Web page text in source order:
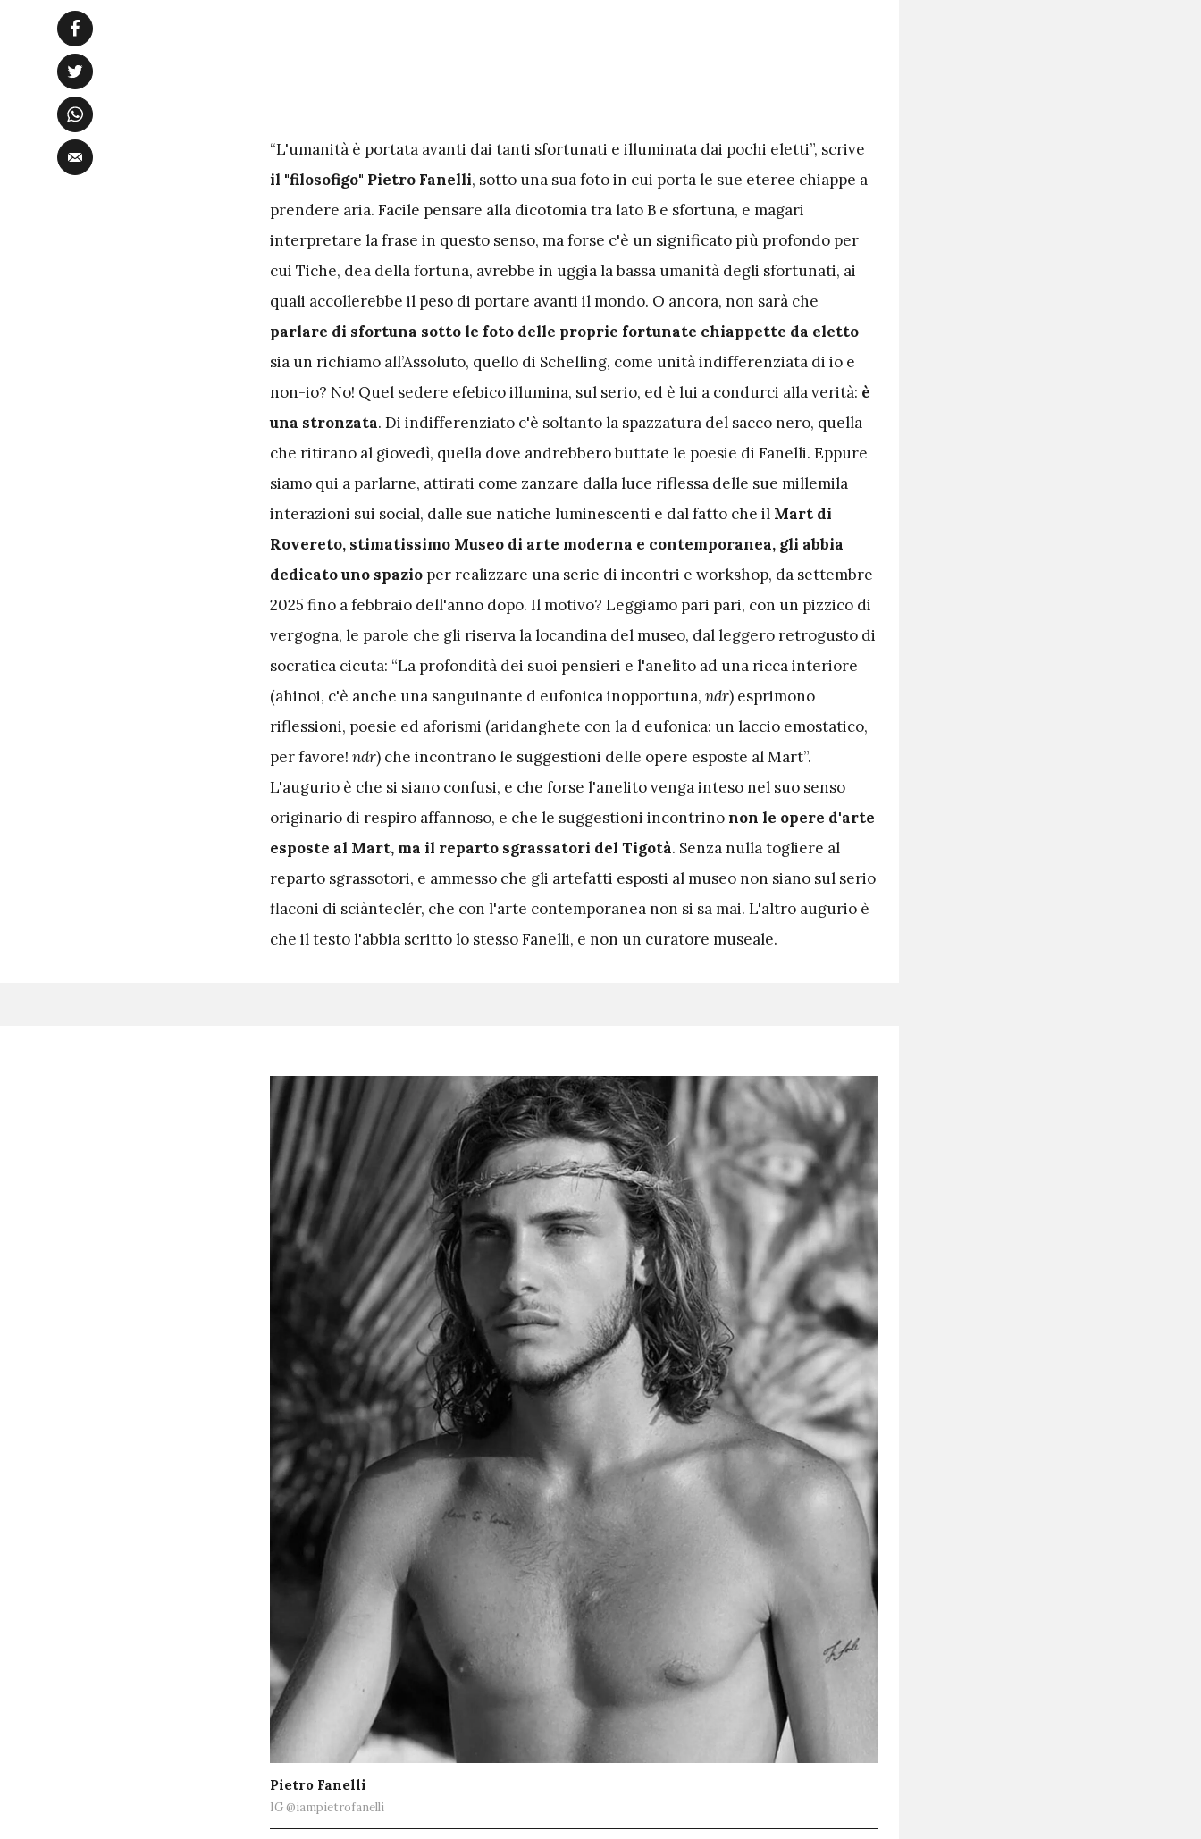
“L'umanità è portata avanti dai tanti sfortunati e illuminata dai pochi eletti”, scrive
il "filosofigo" Pietro Fanelli, sotto una sua foto in cui porta le sue eteree chiappe a
prendere aria. Facile pensare alla dicotomia tra lato B e sfortuna, e magari
interpretare la frase in questo senso, ma forse c'è un significato più profondo per
cui Tiche, dea della fortuna, avrebbe in uggia la bassa umanità degli sfortunati, ai
quali accollerebbe il peso di portare avanti il mondo. O ancora, non sarà che
parlare di sfortuna sotto le foto delle proprie fortunate chiappette da eletto
sia un richiamo all’Assoluto, quello di Schelling, come unità indifferenziata di io e
non-io? No! Quel sedere efebico illumina, sul serio, ed è lui a condurci alla verità: è
una stronzata. Di indifferenziato c'è soltanto la spazzatura del sacco nero, quella
che ritirano al giovedì, quella dove andrebbero buttate le poesie di Fanelli. Eppure
siamo qui a parlarne, attirati come zanzare dalla luce riflessa delle sue millemila
interazioni sui social, dalle sue natiche luminescenti e dal fatto che il Mart di
Rovereto, stimatissimo Museo di arte moderna e contemporanea, gli abbia
dedicato uno spazio per realizzare una serie di incontri e workshop, da settembre
2025 fino a febbraio dell'anno dopo. Il motivo? Leggiamo pari pari, con un pizzico di
vergogna, le parole che gli riserva la locandina del museo, dal leggero retrogusto di
socratica cicuta: “La profondità dei suoi pensieri e l'anelito ad una ricca interiore
(ahinoi, c'è anche una sanguinante d eufonica inopportuna, ndr) esprimono
riflessioni, poesie ed aforismi (aridanghete con la d eufonica: un laccio emostatico,
per favore! ndr) che incontrano le suggestioni delle opere esposte al Mart”.
L'augurio è che si siano confusi, e che forse l'anelito venga inteso nel suo senso
originario di respiro affannoso, e che le suggestioni incontrinonon le opere d'arte
esposte al Mart, ma il reparto sgrassatori del Tigotà. Senza nulla togliere al
reparto sgrassotori, e ammesso che gli artefatti esposti al museo non siano sul serio
flaconi di sciànteclér, che con l'arte contemporanea non si sa mai. L'altro augurio è
che il testo l'abbia scritto lo stesso Fanelli, e non un curatore museale.
Pietro Fanelli
IG @iampietrofanelli